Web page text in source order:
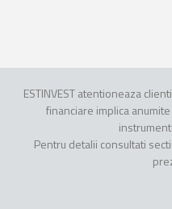
ESTINVEST atentioneaza
financiare implica
Pentru detalii consultati